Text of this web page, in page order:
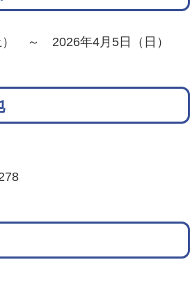
） ～ 2026年4月5日（日）